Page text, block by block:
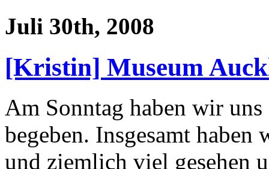
Juli 30th, 2008
[Kristin] Museum
Am Sonntag haben wir
begeben. Insgesamt
und ziemlich viel gesehen